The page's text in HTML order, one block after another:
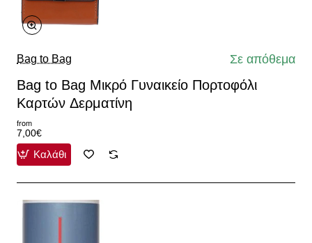
Bag to Bag Σε απόθεμα
Bag to Bag Μικρό Γυναικείο Πορτοφόλι
Καρτών Δερματίνη
from
7,00€
Καλάθι